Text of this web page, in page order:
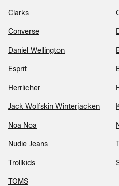
Clarks
Converse
Daniel Wellington
Esprit
Herrlicher
Jack Wolfskin Winterjacken
Noa Noa
Nudie Jeans
Trollkids
TOMS